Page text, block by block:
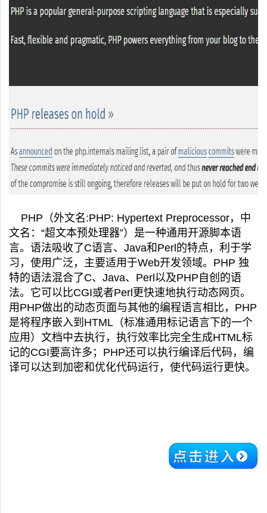
PHP（外文名:PHP: Hypertext Preprocessor，中
文名：“超文本预处理器”）是一种通用开源脚本语
言。语法吸收了C语言、Java和Perl的特点，利于学
习，使用广泛，主要适用于Web开发领域。PHP 独
特的语法混合了C、Java、Perl以及PHP自创的语
法。它可以比CGI或者Perl更快速地执行动态网页。
用PHP做出的动态页面与其他的编程语言相比，PHP
是将程序嵌入到HTML（标准通用标记语言下的一个
应用）文档中去执行，执行效率比完全生成HTML标
记的CGI要高许多；PHP还可以执行编译后代码，编
译可以达到加密和优化代码运行，使代码运行更快。